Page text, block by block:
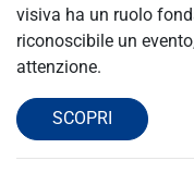
visiva ha un ruolo
riconoscibile un
attenzione.
SCOPRI